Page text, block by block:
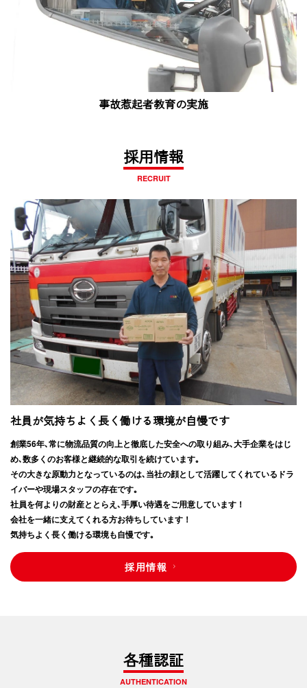
事故惹起者教育の実施
採用情報
RECRUIT
社員が気持ちよく長く働ける環境が自慢です
創業56年､常に物流品質の向上と徹底した安全への取り組み､大手企業をはじ
め､数多くのお客様と継続的な取引を続けています｡
その大きな原動力となっているのは､当社の顔として活躍してくれているドラ
イバーや現場スタッフの存在です｡
社員を何よりの財産ととらえ､手厚い待遇をご用意しています！
会社を一緒に支えてくれる方お待ちしています！
気持ちよく長く働ける環境も自慢です｡
採用情報
各種認証
AUTHENTICATION